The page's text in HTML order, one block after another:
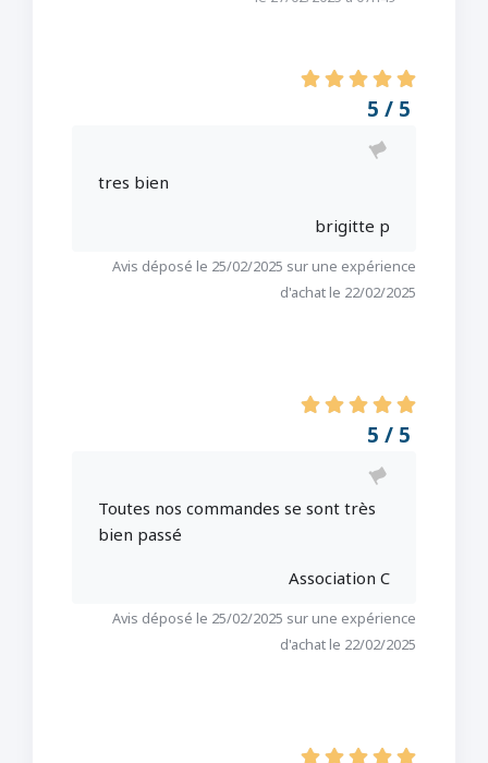
5 / 5
tres bien
brigitte p
Avis déposé le 25/02/2025 sur une expérience
d'achat le 22/02/2025
5 / 5
Toutes nos commandes se sont très
bien passé
Association C
Avis déposé le 25/02/2025 sur une expérience
d'achat le 22/02/2025